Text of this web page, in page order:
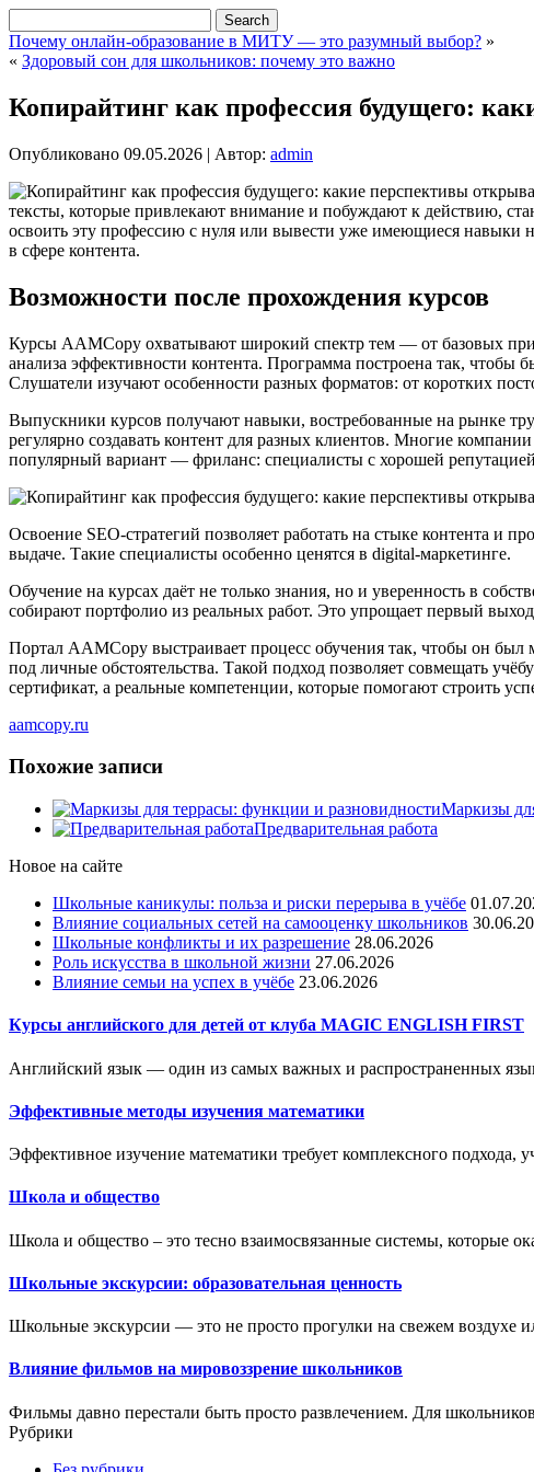
Почему онлайн-образование в МИТУ — это разумный выбор? »
« Здоровый сон для школьников: почему это важно
Копирайтинг как профессия будущего:
Опубликовано 09.05.2026 | Автор: admin
тексты, которые привлекают внимание и побуждают к действию,
освоить эту профессию с нуля или вывести уже имеющиеся навыки
в сфере контента.
Возможности после прохождения курсов
Курсы AAMCopy охватывают широкий спектр тем — от базовых
анализа эффективности контента. Программа построена так,
Слушатели изучают особенности разных форматов: от коротких
Выпускники курсов получают навыки, востребованные на рынке
регулярно создавать контент для разных клиентов. Многие
популярный вариант — фриланс: специалисты с хорошей
Освоение SEO-стратегий позволяет работать на стыке контента и
выдаче. Такие специалисты особенно ценятся в digital-маркетинге.
Обучение на курсах даёт не только знания, но и уверенность в
собирают портфолио из реальных работ. Это упрощает первый
Портал AAMCopy выстраивает процесс обучения так, чтобы он
под личные обстоятельства. Такой подход позволяет совмещать
сертификат, а реальные компетенции, которые помогают строить
aamcopy.ru
Похожие записи
Маркизы
Предварительная работа
Новое на сайте
Школьные каникулы: польза и риски перерыва в учёбе
Влияние социальных сетей на самооценку школьников
Школьные конфликты и их разрешение 28.06.2026
Роль искусства в школьной жизни 27.06.2026
Влияние семьи на успех в учёбе 23.06.2026
Курсы английского для детей от клуба MAGIC ENGLISH FIRST
Английский язык — один из самых важных и распространенных
Эффективные методы изучения математики
Эффективное изучение математики требует комплексного подхода,
Школа и общество
Школа и общество – это тесно взаимосвязанные системы, которые
Школьные экскурсии: образовательная ценность
Школьные экскурсии — это не просто прогулки на свежем воздухе
Влияние фильмов на мировоззрение школьников
Фильмы давно перестали быть просто развлечением. Для
Рубрики